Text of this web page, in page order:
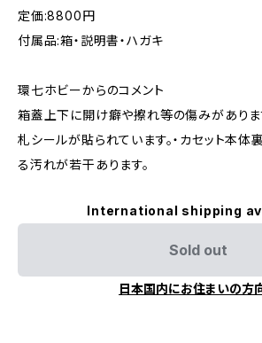
定価:8800円
付属品:箱・説明書・ハガキ
環七ホビーからのコメント
箱蓋上下に開け癖や擦れ等の傷みがありま
札シールが貼られています。・カセット本
る汚れが若干あります。
International shipping
Sold out
日本国内にお住まいの方